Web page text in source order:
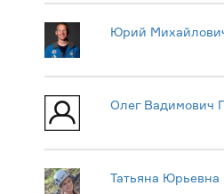
Юрий
Олег Вадимович
Татьяна Юрьевна